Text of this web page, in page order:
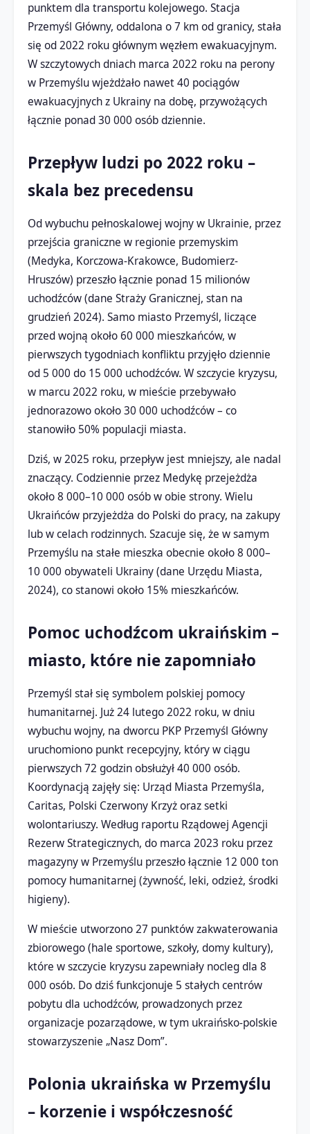
punktem dla transportu kolejowego. Stacja
Przemyśl Główny, oddalona o 7 km od granicy, stała
się od 2022 roku głównym węzłem ewakuacyjnym.
W szczytowych dniach marca 2022 roku na perony
w Przemyślu wjeżdżało nawet 40 pociągów
ewakuacyjnych z Ukrainy na dobę, przywożących
łącznie ponad 30 000 osób dziennie.
Przepływ ludzi po 2022 roku –
skala bez precedensu
Od wybuchu pełnoskalowej wojny w Ukrainie, przez
przejścia graniczne w regionie przemyskim
(Medyka, Korczowa-Krakowce, Budomierz-
Hruszów) przeszło łącznie ponad 15 milionów
uchodźców (dane Straży Granicznej, stan na
grudzień 2024). Samo miasto Przemyśl, liczące
przed wojną około 60 000 mieszkańców, w
pierwszych tygodniach konfliktu przyjęło dziennie
od 5 000 do 15 000 uchodźców. W szczycie kryzysu,
w marcu 2022 roku, w mieście przebywało
jednorazowo około 30 000 uchodźców – co
stanowiło 50% populacji miasta.
Dziś, w 2025 roku, przepływ jest mniejszy, ale nadal
znaczący. Codziennie przez Medykę przejeżdża
około 8 000–10 000 osób w obie strony. Wielu
Ukraińców przyjeżdża do Polski do pracy, na zakupy
lub w celach rodzinnych. Szacuje się, że w samym
Przemyślu na stałe mieszka obecnie około 8 000–
10 000 obywateli Ukrainy (dane Urzędu Miasta,
2024), co stanowi około 15% mieszkańców.
Pomoc uchodźcom ukraińskim –
miasto, które nie zapomniało
Przemyśl stał się symbolem polskiej pomocy
humanitarnej. Już 24 lutego 2022 roku, w dniu
wybuchu wojny, na dworcu PKP Przemyśl Główny
uruchomiono punkt recepcyjny, który w ciągu
pierwszych 72 godzin obsłużył 40 000 osób.
Koordynacją zajęły się: Urząd Miasta Przemyśla,
Caritas, Polski Czerwony Krzyż oraz setki
wolontariuszy. Według raportu Rządowej Agencji
Rezerw Strategicznych, do marca 2023 roku przez
magazyny w Przemyślu przeszło łącznie 12 000 ton
pomocy humanitarnej (żywność, leki, odzież, środki
higieny).
W mieście utworzono 27 punktów zakwaterowania
zbiorowego (hale sportowe, szkoły, domy kultury),
które w szczycie kryzysu zapewniały nocleg dla 8
000 osób. Do dziś funkcjonuje 5 stałych centrów
pobytu dla uchodźców, prowadzonych przez
organizacje pozarządowe, w tym ukraińsko-polskie
stowarzyszenie „Nasz Dom”.
Polonia ukraińska w Przemyślu
– korzenie i współczesność